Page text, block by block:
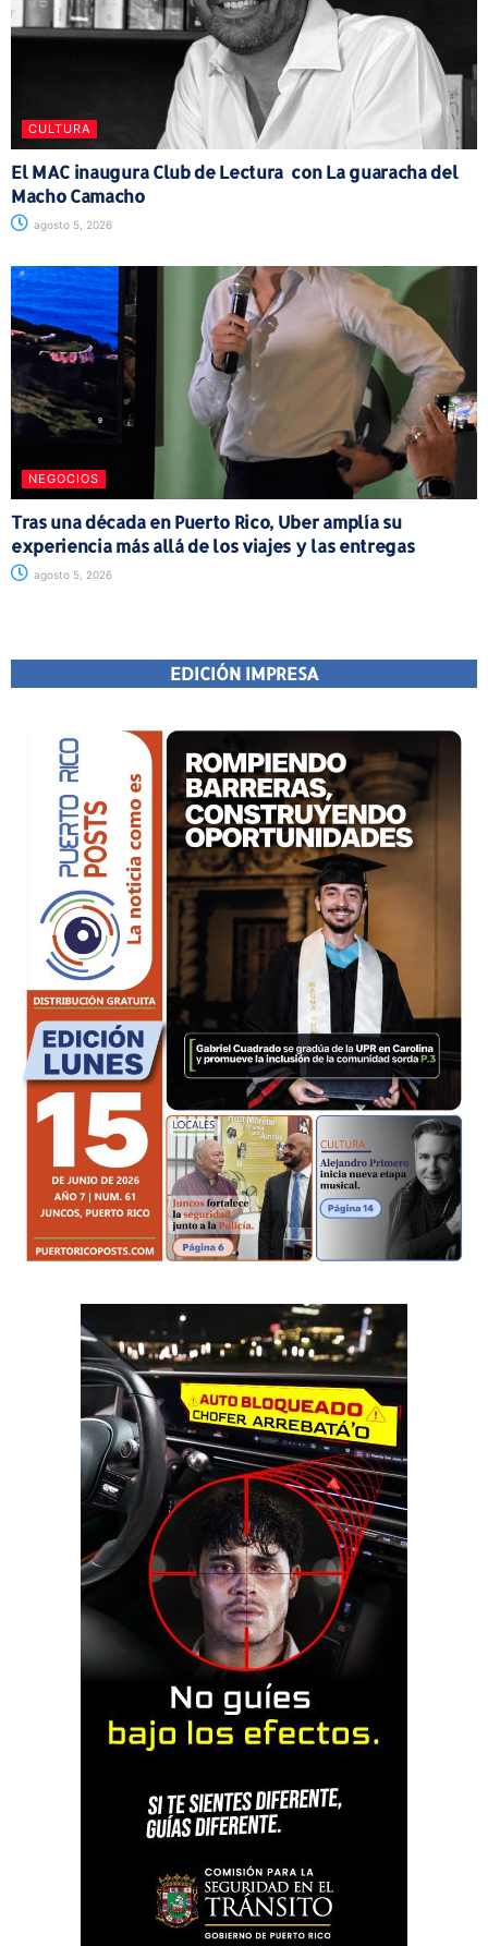
CULTURA
El MAC inaugura Club de Lectura con La guaracha del
Macho Camacho
agosto 5, 2026
NEGOCIOS
Tras una década en Puerto Rico, Uber amplía su
experiencia más allá de los viajes y las entregas
agosto 5, 2026
EDICIÓN IMPRESA